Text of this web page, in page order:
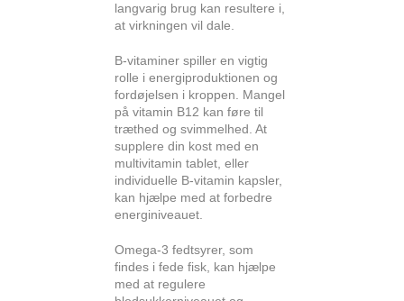
langvarig brug kan resultere i,
at virkningen vil dale.
B-vitaminer spiller en vigtig
rolle i energiproduktionen og
fordøjelsen i kroppen. Mangel
på vitamin B12 kan føre til
træthed og svimmelhed. At
supplere din kost med en
multivitamin tablet, eller
individuelle B-vitamin kapsler,
kan hjælpe med at forbedre
energiniveauet.
Omega-3 fedtsyrer, som
findes i fede fisk, kan hjælpe
med at regulere